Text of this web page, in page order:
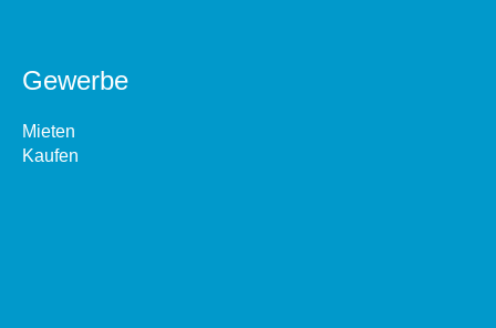
Gewerbe
Mieten
Kaufen